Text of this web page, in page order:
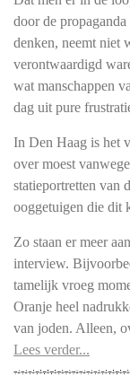
door de
denken, neemt niet
verontwaardigd
wat manschappen
dag uit pure
In Den Haag is het
over moest
statieportretten van
ooggetuigen die dit
Zo staan er meer
interview.
tamelijk vroeg
Oranje heel
van joden. Alleen,
Lees verder...